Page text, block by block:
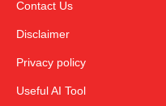
Contact Us
Disclaimer
Privacy policy
Useful AI Tool